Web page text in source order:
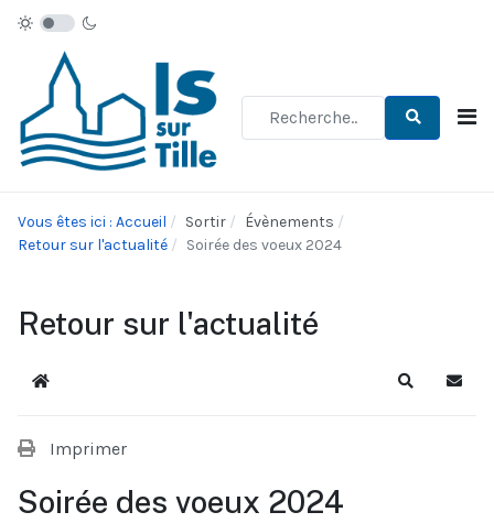
Vous êtes ici : Accueil Sortir
Évènements
Retour sur l'actualité
Soirée des voeux 2024
Retour sur l'actualité
Accueil Recherche
Imprimer
Soirée des voeux 2024